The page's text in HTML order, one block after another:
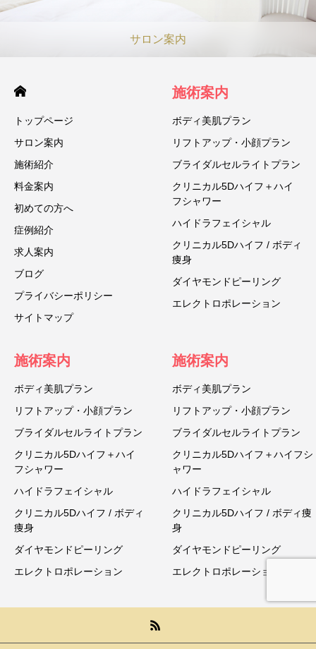
サロン案内
トップページ
サロン案内
施術紹介
料金案内
初めての方へ
症例紹介
求人案内
ブログ
プライバシーポリシー
サイトマップ
施術案内
ボディ美肌プラン
リフトアップ・小顔プラン
ブライダルセルライトプラン
クリニカル5Dハイフ＋ハイ
フシャワー
ハイドラフェイシャル
クリニカル5Dハイフ / ボディ
痩身
ダイヤモンドピーリング
エレクトロポレーション
施術案内
ボディ美肌プラン
リフトアップ・小顔プラン
ブライダルセルライトプラン
クリニカル5Dハイフ＋ハイ
フシャワー
ハイドラフェイシャル
クリニカル5Dハイフ / ボディ
痩身
ダイヤモンドピーリング
エレクトロポレーション
施術案内
ボディ美肌プラン
リフトアップ・小顔プラン
ブライダルセルライトプラン
クリニカル5Dハイフ＋ハイフシ
ャワー
ハイドラフェイシャル
クリニカル5Dハイフ / ボディ痩
身
ダイヤモンドピーリング
エレクトロポレーション